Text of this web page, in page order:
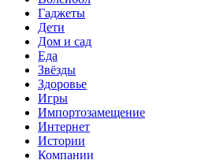
Гаджеты
Дети
Дом и сад
Еда
Звёзды
Здоровье
Игры
Импортозамещение
Интернет
Истории
Компании